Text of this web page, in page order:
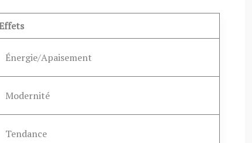
Énergie/Apaisement
Modernité
Tendance